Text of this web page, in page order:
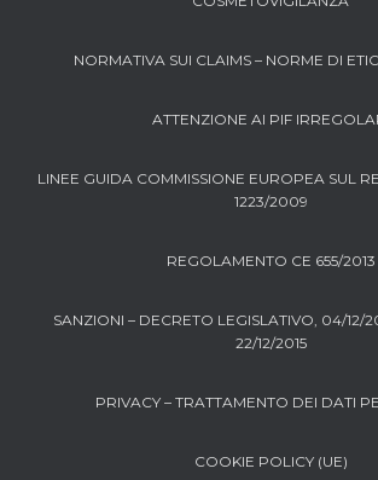
NORMATIVA SUI CLAIMS – NORME DI
ATTENZIONE AI PIF
LINEE GUIDA COMMISSIONE EUROPEA SUL
1223/2009
REGOLAMENTO CE 655/2013
SANZIONI – DECRETO LEGISLATIVO, 04/12/
22/12/2015
PRIVACY – TRATTAMENTO DEI DATI
COOKIE POLICY (UE)